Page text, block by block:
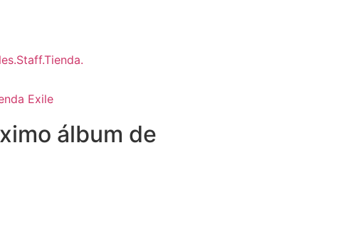
Exile
álbum de